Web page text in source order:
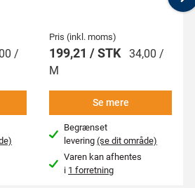
/
Pris (inkl. moms)
199,21 / STK 34,00 /
M
Se mere
Begrænset
levering(se dit område)
Varen kan afhentes
i 1 forretning